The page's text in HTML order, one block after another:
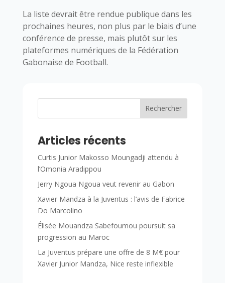
La liste devrait être rendue publique dans les
prochaines heures, non plus par le biais d’une
conférence de presse, mais plutôt sur les
plateformes numériques de la Fédération
Gabonaise de Football.
Rechercher
Articles récents
Curtis Junior Makosso Moungadji attendu à
l’Omonia Aradippou
Jerry Ngoua Ngoua veut revenir au Gabon
Xavier Mandza à la Juventus : l’avis de Fabrice
Do Marcolino
Élisée Mouandza Sabefoumou poursuit sa
progression au Maroc
La Juventus prépare une offre de 8 M€ pour
Xavier Junior Mandza, Nice reste inflexible